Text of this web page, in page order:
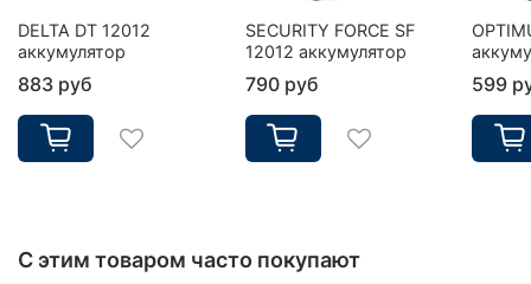
DELTA DT 12012
аккумулятор
883 руб
SECURITY FORCE SF
12012 аккумулятор
790 руб 599
С этим товаром часто покупают